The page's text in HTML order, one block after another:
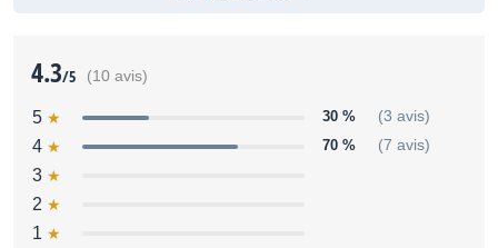
4.3/5 (10 avis)
5 30 % (3 avis)
4 70 % (7 avis)
3
2
1